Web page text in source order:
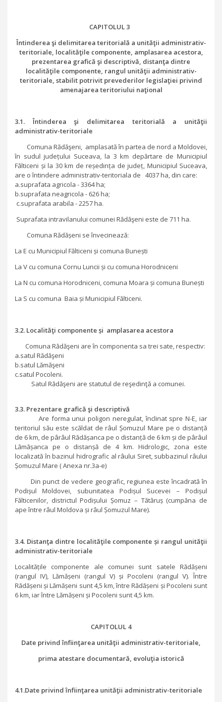
CAPITOLUL 3
Întinderea şi delimitarea teritorială a unităţii administrativ-
teritoriale, localităţile componente, amplasarea acestora,
prezentarea grafică şi descriptivă, distanţa dintre
localităţile componente, rangul unităţii administrativ-
teritoriale, stabilit potrivit prevederilor legislaţiei privind
amenajarea teritoriului naţional
3.1. Întinderea şi delimitarea teritorială a unităţii
administrativ-teritoriale
Comuna Rădăşeni, amplasată în partea de nord a Moldovei,
în sudul județului Suceava, la 3 km depărtare de Municipiul
Fălticeni și la 30 km de reședința de județ, Municipiul Suceava,
are o întindere administrativ-teritoriala de 4037 ha, din care:
a.suprafata agricola - 3364 ha;
b.suprafata neagricola - 626 ha;
c.suprafata arabila - 2257 ha.
Suprafata intravilanului comunei Rădăşeni este de 711 ha.
Comuna Rădășeni se învecinează:
La E cu Municipiul Fălticeni și comuna Bunești
La V cu comuna Cornu Luncii și cu comuna Horodniceni
La N cu comuna Horodniceni, comuna Moara și comuna Bunești
La S cu comuna Baia și Municipiul Fălticeni.
3.2. Localităţi componente și amplasarea acestora
Comuna Rădăşeni are în componenta sa trei sate, respectiv:
a.satul Rădăşeni
b.satul Lămăşeni
c.satul Pocoleni.
Satul Rădăşeni are statutul de reşedinţă a comunei.
3.3. Prezentare grafică şi descriptivă
Are forma unui poligon neregulat, înclinat spre N-E, iar
teritoriul său este scăldat de râul Șomuzul Mare pe o distanță
de 6 km, de pârâul Rădășanca pe o distanță de 6 km și de pârâul
Lămășanca pe o distanșă de 4 km. Hidrologic, zona este
localizată în bazinul hidrografic al râului Siret, subbazinul râului
Șomuzul Mare ( Anexa nr.3a-e)
Din punct de vedere geografic, regiunea este încadrată în
Podișul Moldovei, subunitatea Podișul Sucevei – Podișul
Fălticenilor, districtul Podișului Șomuz – Tătăruș (cumpăna de
ape între râul Moldova și râul Șomuzul Mare).
3.4. Distanţa dintre localităţile componente și rangul unităţii
administrativ-teritoriale
Localitățile componente ale comunei sunt satele Rădășeni
(rangul IV), Lămășeni (rangul V) și Pocoleni (rangul V). Între
Rădășeni și Lămășeni sunt 4,5 km, între Rădășeni și Pocoleni sunt
6 km, iar între Lămășeni și Pocoleni sunt 4,5 km.
CAPITOLUL 4
Date privind înfiinţarea unităţii administrativ-teritoriale,
prima atestare documentară, evoluţia istorică
4.1.Date privind înfiinţarea unităţii administrativ-teritoriale